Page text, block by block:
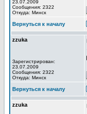
23.07.2009
Сообщения: 2322
Откуда: Минск
Вернуться к началу
zzuka
Зарегистрирован:
23.07.2009
Сообщения: 2322
Откуда: Минск
Вернуться к началу
zzuka